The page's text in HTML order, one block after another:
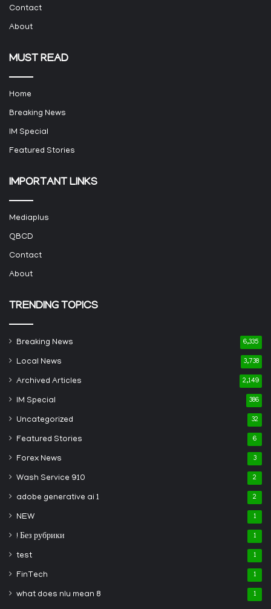
Contact
About
MUST READ
Home
Breaking News
IM Special
Featured Stories
IMPORTANT LINKS
Mediaplus
QBCD
Contact
About
TRENDING TOPICS
Breaking News 6,335
Local News 3,738
Archived Articles 2,149
IM Special 386
Uncategorized 32
Featured Stories 6
Forex News 3
Wash Service 910 2
adobe generative ai 1 2
NEW 1
! Без рубрики 1
test 1
FinTech 1
what does nlu mean 8 1